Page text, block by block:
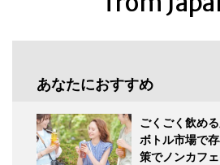
あなたにおすすめ
ごくごく飲め
ボトル市場で
策でノンカフ